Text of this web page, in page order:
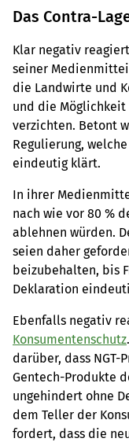
Das Contra-
Klar negativ
seiner
die Landwirte und
und die Möglichkeit
verzichten. Betont
Regulierung,
eindeutig klärt.
In ihrer
nach wie vor 80 %
ablehnen würden.
seien daher
beizubehalten, bis
Deklaration
Ebenfalls negativ
Konsumentenschutz
darüber, dass
Gentech-Produkte
ungehindert ohne
dem Teller der
fordert, dass die